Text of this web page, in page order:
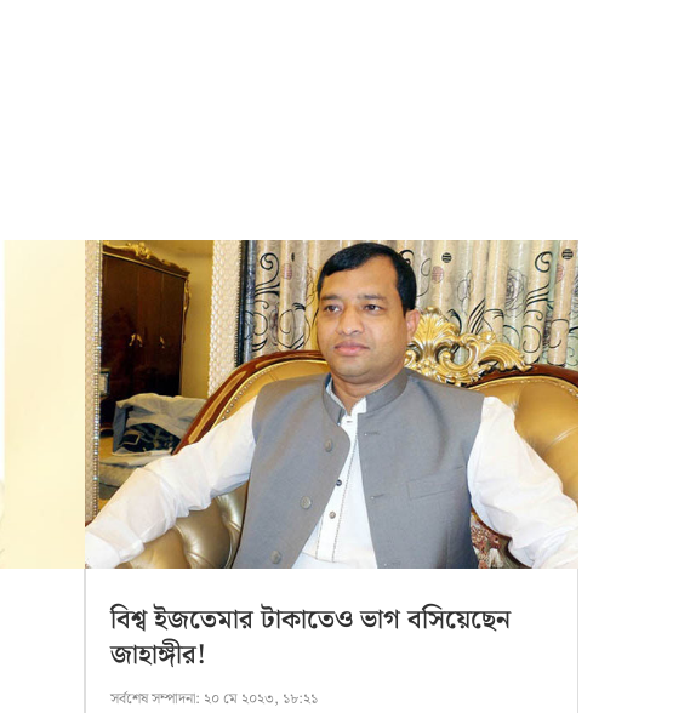
বিশ্ব ইজতেমার টাকাতেও ভাগ বসিয়েছেন
জাহাঙ্গীর!
সর্বশেষ সম্পাদনা: ২০ মে ২০২৩, ১৮:২১